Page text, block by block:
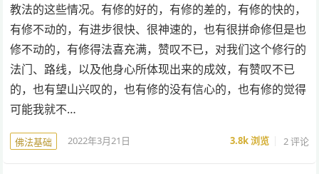
教法的这些情况。有修的好的，有修的差的，有修的快的，
有修不动的，有进步很快、很神速的，也有很拼命修但是也
修不动的，有修得法喜充满，赞叹不已，对我们这个修行的
法门、路线，以及他身心所体现出来的成效，有赞叹不已
的，也有望山兴叹的，也有修的没有信心的，也有修的觉得
可能我就不…
佛法基础 2022年3月21日 3.8k浏览 2 评论